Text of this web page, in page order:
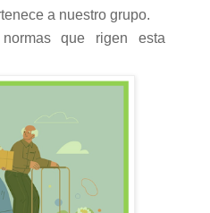
a nuestro grupo.
normas que rigen esta